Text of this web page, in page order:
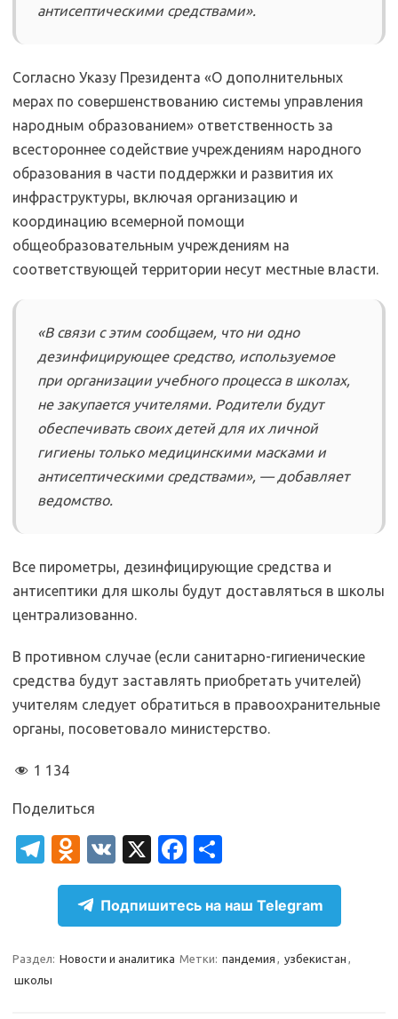
антисептическими средствами».
Согласно Указу Президента «О дополнительных
мерах по совершенствованию системы управления
народным образованием» ответственность за
всестороннее содействие учреждениям народного
образования в части поддержки и развития их
инфраструктуры, включая организацию и
координацию всемерной помощи
общеобразовательным учреждениям на
соответствующей территории несут местные власти.
«В связи с этим сообщаем, что ни одно
дезинфицирующее средство, используемое
при организации учебного процесса в школах,
не закупается учителями. Родители будут
обеспечивать своих детей для их личной
гигиены только медицинскими масками и
антисептическими средствами», — добавляет
ведомство.
Все пирометры, дезинфицирующие средства и
антисептики для школы будут доставляться в школы
централизованно.
В противном случае (если санитарно-гигиенические
средства будут заставлять приобретать учителей)
учителям следует обратиться в правоохранительные
органы, посоветовало министерство.
1 134
Поделиться
T
el
gr
a
m
O
d
n
o
kl
V
K
X
Fa
c
e
b
o
т
п
р
а
Подпишитесь на наш Telegram
Раздел: Новости и аналитика Метки: пандемия , узбекистан ,
школы